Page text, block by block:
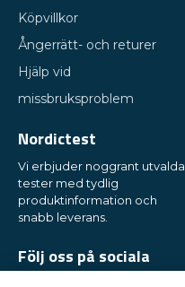
Köpvillkor
Ångerrätt- och returer
Hjälp vid
missbruksproblem
Nordictest
Vi erbjuder noggrant utvalda
tester med tydlig
produktinformation och
snabb leverans.
Följ oss på sociala